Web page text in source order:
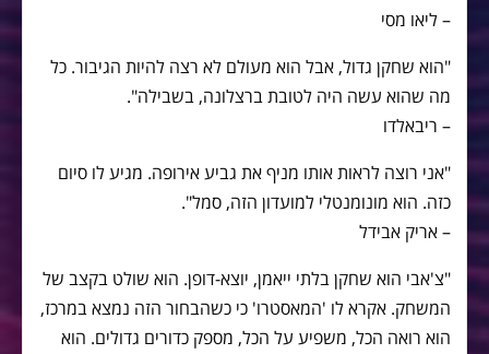
– ליאו מסי
"הוא שחקן גדול, אבל הוא מעולם לא רצה להיות הגיבור. כל
מה שהוא עשה היה לטובת ברצלונה, בשבילה".
– ריבאלדו
"אני רוצה לראות אותו מניף את גביע אירופה. מגיע לו סיום
כזה. הוא מונומנטלי למועדון הזה, סמל".
– אריק אבידל
"צ'אבי הוא שחקן בלתי ייאמן, יוצא-דופן. הוא שולט בקצב של
המשחק. אקרא לו 'המאסטרו' כי כשהבחור הזה נמצא במרכז,
הוא רואה הכל, משפיע על הכל, מספק כדורים גדולים. הוא